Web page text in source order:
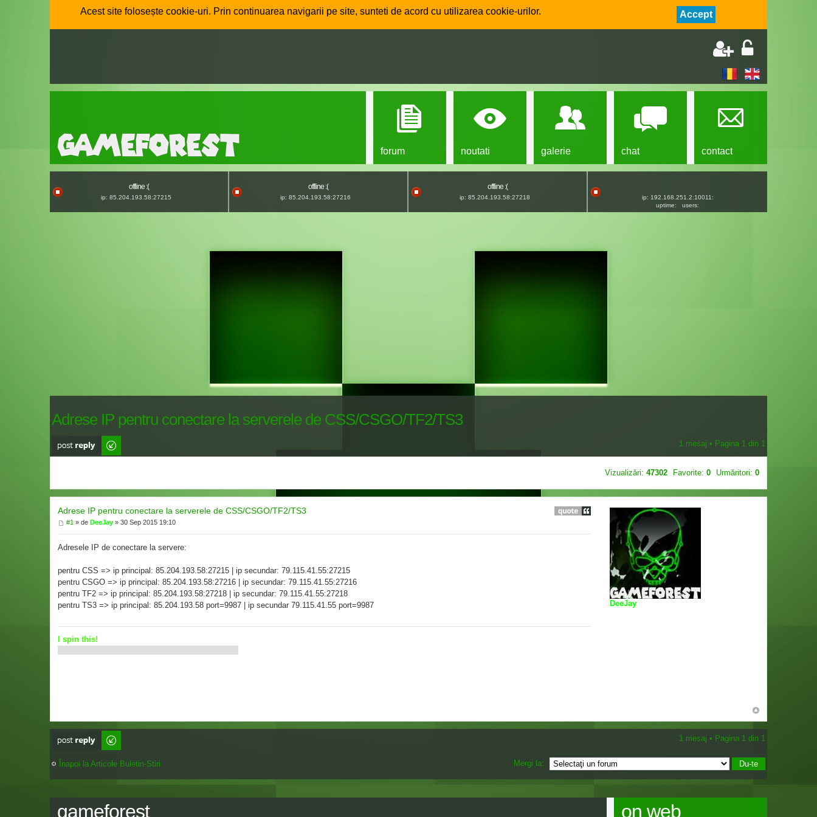
Acest site folosește cookie-uri. Prin continuarea navigarii pe site, sunteti de acord cu utilizarea cookie-urilor. Accept
forum noutati galerie chat contact
offline :(
ip: 85.204.193.58:27215
offline :(
ip: 85.204.193.58:27216
offline :(
ip: 85.204.193.58:27218
ip: 192.168.251.2:10011:
uptime:
users:
Adrese IP pentru conectare la serverele de CSS/CSGO/TF2/TS3
Scrie comentarii 1 mesaj • Pagina 1 din 1
Urmăritori: 0
Favorite: 0
Vizualizări: 47302
Adrese IP pentru conectare la serverele de CSS/CSGO/TF2/TS3
#1 » de DeeJay » 30 Sep 2015 19:10
Adresele IP de conectare la servere:
pentru CSS => ip principal: 85.204.193.58:27215 | ip secundar: 79.115.41.55:27215
pentru CSGO => ip principal: 85.204.193.58:27216 | ip secundar: 79.115.41.55:27216
pentru TF2 => ip principal: 85.204.193.58:27218 | ip secundar: 79.115.41.55:27218
pentru TS3 => ip principal: 85.204.193.58 port=9987 | ip secundar 79.115.41.55 port=9987
I spin this!
DeeJay
Scrie comentarii 1 mesaj • Pagina 1 din 1
Înapoi la Articole Buletin-Stiri Mergi la:
gameforest on web